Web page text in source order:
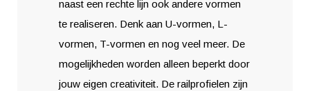
naast een rechte lijn ook andere vormen
te realiseren. Denk aan U-vormen, L-
vormen, T-vormen en nog veel meer. De
mogelijkheden worden alleen beperkt door
jouw eigen creativiteit. De railprofielen zijn